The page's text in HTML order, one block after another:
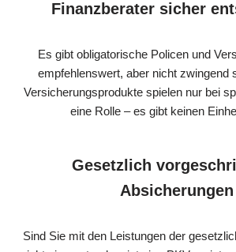
Finanzberater sicher
Es gibt obligatorische Policen und
empfehlenswert, aber nicht zwingend
Versicherungsprodukte spielen nur bei
eine Rolle – es gibt keinen
Gesetzlich
Absicherungen
Sind Sie mit den Leistungen der